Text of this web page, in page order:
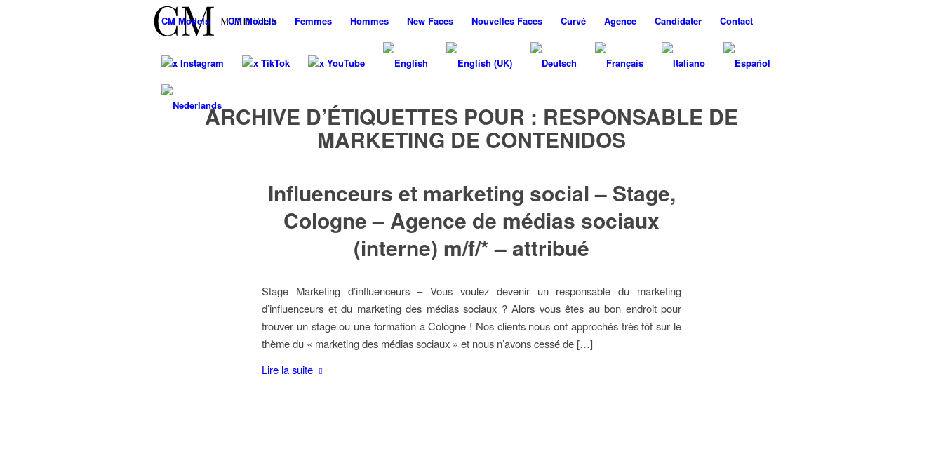
CMModels CMModels Femmes Hommes New Faces Nouvelles Faces Curvé Agence Candidater Contact
x Instagram x TikTok x YouTube
ARCHIVE D’ÉTIQUETTES POUR : RESPONSABLE DE
MARKETING DE CONTENIDOS
Influenceurs et marketing social – Stage,
Cologne – Agence de médias sociaux
(interne) m/f/* – attribué
Stage Marketing d’influenceurs – Vous voulez devenir un responsable du marketing
d’influenceurs et du marketing des médias sociaux ? Alors vous êtes au bon endroit pour
trouver un stage ou une formation à Cologne ! Nos clients nous ont approchés très tôt sur le
thème du « marketing des médias sociaux » et nous n’avons cessé de […]
Lire la suite